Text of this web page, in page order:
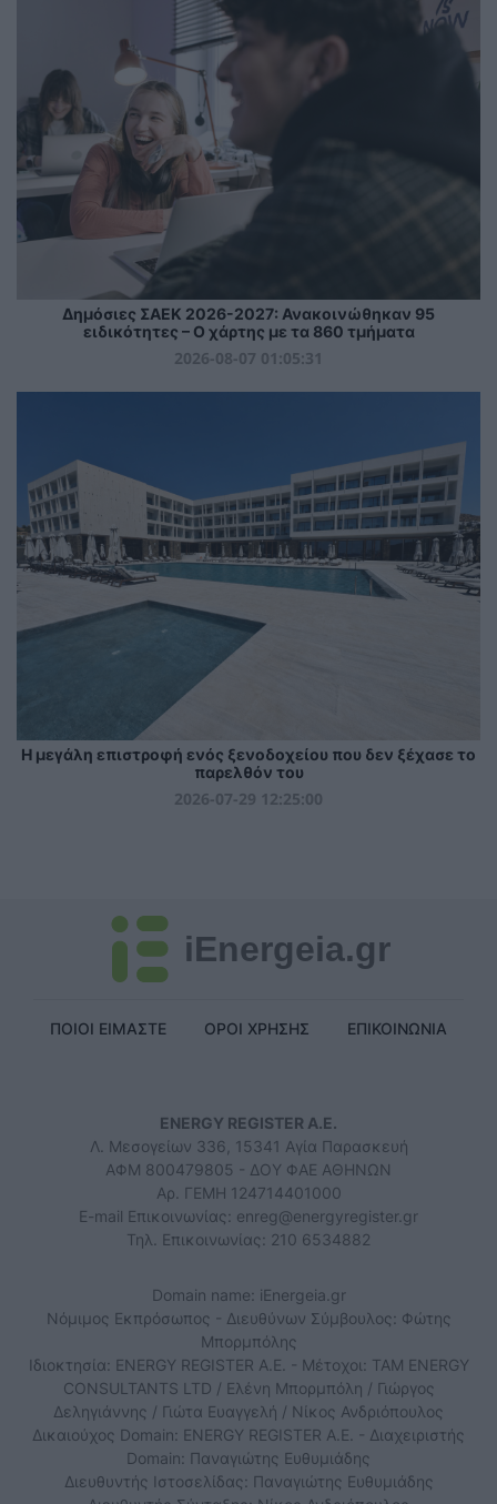
Δημόσιες ΣΑΕΚ 2026-2027: Ανακοινώθηκαν 95
ειδικότητες – Ο χάρτης με τα 860 τμήματα
2026-08-07 01:05:31
Η μεγάλη επιστροφή ενός ξενοδοχείου που δεν ξέχασε το
παρελθόν του
2026-07-29 12:25:00
iEnergeia.gr
ΠΟΙΟΙ ΕΙΜΑΣΤΕ ΟΡΟΙ ΧΡΗΣΗΣ ΕΠΙΚΟΙΝΩΝΙΑ
ENERGY REGISTER Α.Ε.
Λ. Μεσογείων 336, 15341 Αγία Παρασκευή
ΑΦΜ 800479805 - ΔΟΥ ΦΑΕ ΑΘΗΝΩΝ
Αρ. ΓΕΜΗ 124714401000
E-mail Επικοινωνίας: enreg@energyregister.gr
Τηλ. Επικοινωνίας: 210 6534882
Domain name: iEnergeia.gr
Νόμιμος Εκπρόσωπος - Διευθύνων Σύμβουλος: Φώτης
Μπορμπόλης
Ιδιοκτησία: ENERGY REGISTER Α.Ε. - Μέτοχοι: TAM ENERGY
CONSULTANTS LTD / Ελένη Μπορμπόλη / Γιώργος
Δεληγιάννης / Γιώτα Ευαγγελή / Νίκος Ανδριόπουλος
Δικαιούχος Domain: ENERGY REGISTER Α.Ε. - Διαχειριστής
Domain: Παναγιώτης Ευθυμιάδης
Διευθυντής Ιστοσελίδας: Παναγιώτης Ευθυμιάδης